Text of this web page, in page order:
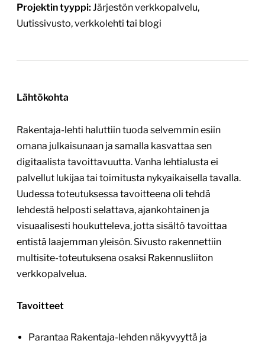
Projektin tyyppi: Järjestön verkkopalvelu,
Uutissivusto, verkkolehti tai blogi
Lähtökohta
Rakentaja-lehti haluttiin tuoda selvemmin esiin
omana julkaisunaan ja samalla kasvattaa sen
digitaalista tavoittavuutta. Vanha lehtialusta ei
palvellut lukijaa tai toimitusta nykyaikaisella tavalla.
Uudessa toteutuksessa tavoitteena oli tehdä
lehdestä helposti selattava, ajankohtainen ja
visuaalisesti houkutteleva, jotta sisältö tavoittaa
entistä laajemman yleisön. Sivusto rakennettiin
multisite-toteutuksena osaksi Rakennusliiton
verkkopalvelua.
Tavoitteet
Parantaa Rakentaja-lehden näkyvyyttä ja